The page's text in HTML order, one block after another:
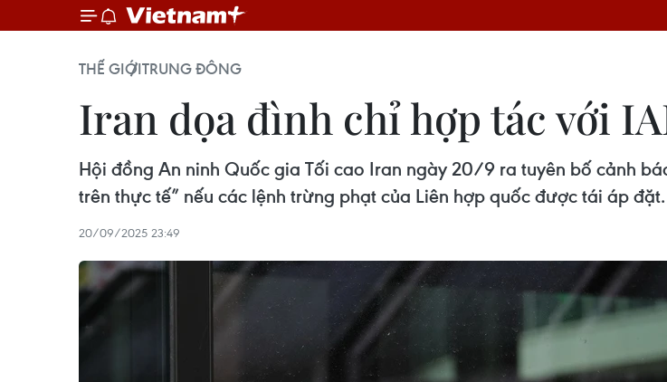
THẾ GIỚITRUNG ĐÔNG
Iran dọa đình chỉ hợp tác với
Hội đồng An ninh Quốc gia Tối cao Iran ngày 20/9 ra tuyên bố cảnh
trên thực tế” nếu các lệnh trừng phạt của Liên hợp quốc được tái áp đặt.
20/09/2025 23:49